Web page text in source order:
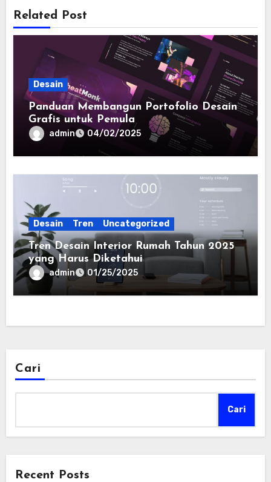
Related Post
Desain
Panduan Membangun Portofolio Desain
Grafis untuk Pemula
admin 04/02/2025
Desain Tren Uncategorized
Tren Desain Interior Rumah Tahun 2025
yang Harus Diketahui
admin 01/25/2025
Cari
Cari
Recent Posts